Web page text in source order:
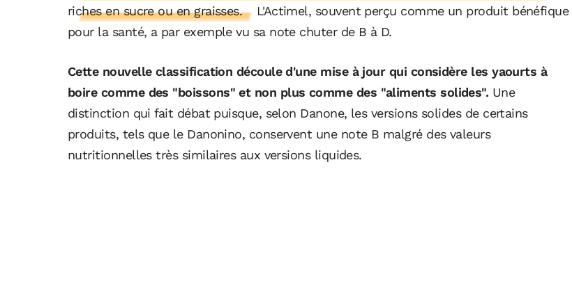
riches en sucre ou en graisses.
L'Actimel, souvent perçu comme un produit bénéfique
pour la santé, a par exemple vu sa note chuter de B à D.
Cette nouvelle classification découle d'une mise à jour qui considère les yaourts à
boire comme des "boissons" et non plus comme des "aliments solides". Une
distinction qui fait débat puisque, selon Danone, les versions solides de certains
produits, tels que le Danonino, conservent une note B malgré des valeurs
nutritionnelles très similaires aux versions liquides.